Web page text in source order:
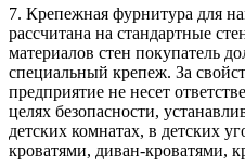
7. Крепежная фурнитура для
рассчитана на стандартные
материалов стен покупатель
специальный крепеж. За
предприятие не несет
целях безопасности,
детских комнатах, в детских
кроватями, диван-кроватями,